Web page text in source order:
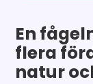
En
flera
natur